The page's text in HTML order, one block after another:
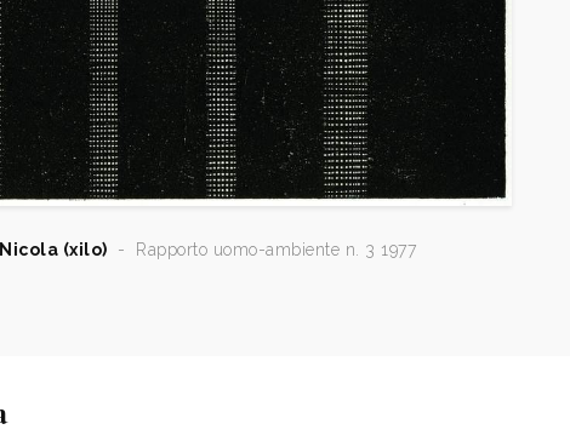
(xilo) - Rapporto uomo-ambiente n. 3 1977